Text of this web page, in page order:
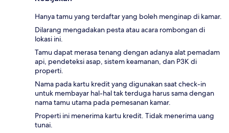
Hanya tamu yang terdaftar yang boleh menginap di kamar.
Dilarang mengadakan pesta atau acara rombongan di
lokasi ini.
Tamu dapat merasa tenang dengan adanya alat pemadam
api, pendeteksi asap, sistem keamanan, dan P3K di
properti.
Nama pada kartu kredit yang digunakan saat check-in
untuk membayar hal-hal tak terduga harus sama dengan
nama tamu utama pada pemesanan kamar.
Properti ini menerima kartu kredit. Tidak menerima uang
tunai.